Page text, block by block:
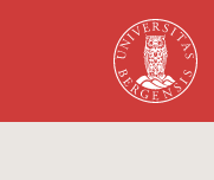
Hopp til hovedinnhold